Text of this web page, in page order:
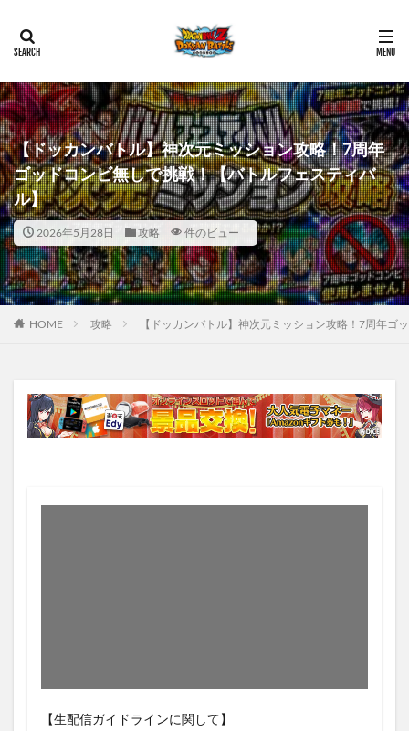
【ドッカンバトル】神次元ミッション攻略！7周年
ゴッドコンビ無しで挑戦！【バトルフェスティバ
ル】
2026年5月28日 攻略 件のビュー
HOME 攻略 【ドッカンバトル】神次元ミッション攻略！7周年
【生配信ガイドラインに関して】